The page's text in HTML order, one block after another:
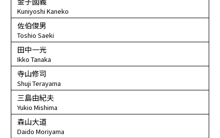
Kuniyoshi Kaneko
佐伯俊男
Toshio Saeki
田中一光
Ikko Tanaka
寺山修司
Shuji Terayama
三島由紀夫
Yukio Mishima
森山大道
Daido Moriyama